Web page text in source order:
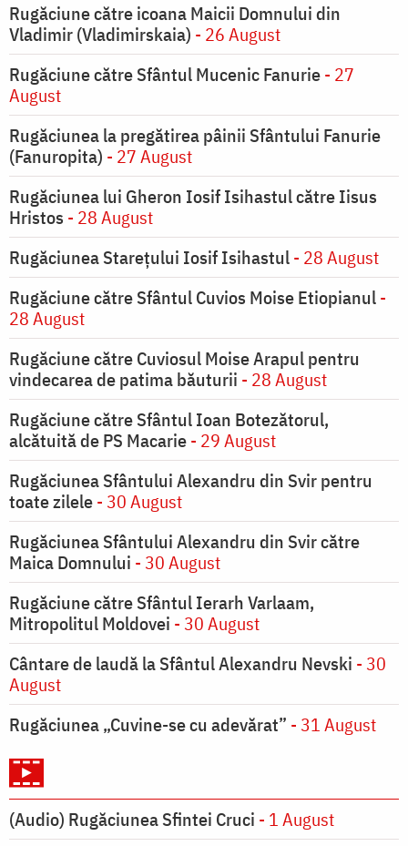
Rugăciune către icoana Maicii Domnului din
Vladimir (Vladimirskaia) - 26 August
Rugăciune către Sfântul Mucenic Fanurie- 27
August
Rugăciunea la pregătirea pâinii Sfântului Fanurie
(Fanuropita) - 27 August
Rugăciunea lui Gheron Iosif Isihastul către Iisus
Hristos - 28 August
Rugăciunea Starețului Iosif Isihastul- 28 August
Rugăciune către Sfântul Cuvios Moise Etiopianul-
28 August
Rugăciune către Cuviosul Moise Arapul pentru
vindecarea de patima băuturii - 28 August
Rugăciune către Sfântul Ioan Botezătorul,
alcătuită de PS Macarie- 29 August
Rugăciunea Sfântului Alexandru din Svir pentru
toate zilele- 30 August
Rugăciunea Sfântului Alexandru din Svir către
Maica Domnului - 30 August
Rugăciune către Sfântul Ierarh Varlaam,
Mitropolitul Moldovei - 30 August
Cântare de laudă la Sfântul Alexandru Nevski - 30
August
Rugăciunea „Cuvine-se cu adevărat” - 31 August
(Audio) Rugăciunea Sfintei Cruci - 1 August